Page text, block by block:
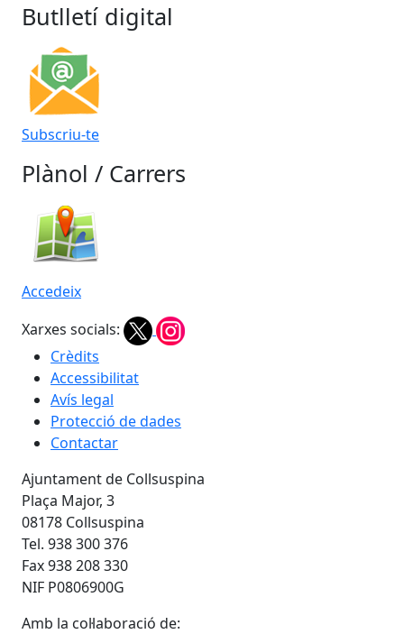
Butlletí digital
Subscriu-te
Plànol / Carrers
Accedeix
Xarxes socials:
Crèdits
Accessibilitat
Avís legal
Protecció de dades
Contactar
Ajuntament de Collsuspina
Plaça Major, 3
08178 Collsuspina
Tel. 938 300 376
Fax 938 208 330
NIF P0806900G
Amb la col·laboració de: